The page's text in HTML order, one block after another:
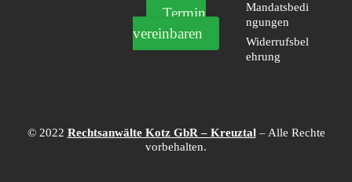
Termin
vereinbaren
Mandatsbedi
ngungen
Widerrufsbel
ehrung
© 2022 Rechtsanwälte Kotz GbR – Kreuztal– Alle Rechte
vorbehalten.